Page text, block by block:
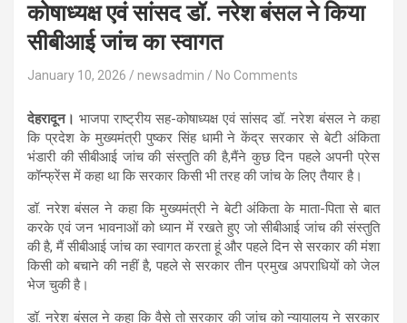
कोषाध्यक्ष एवं सांसद डॉ. नरेश बंसल ने किया
सीबीआई जांच का स्वागत
January 10, 2026 newsadmin No Comments
देहरादून। भाजपा राष्ट्रीय सह-कोषाध्यक्ष एवं सांसद डॉ. नरेश बंसल ने कहा
कि प्रदेश के मुख्यमंत्री पुष्कर सिंह धामी ने केंद्र सरकार से बेटी अंकिता
भंडारी की सीबीआई जांच की संस्तुति की है,मैंने कुछ दिन पहले अपनी प्रेस
कॉन्फ्रेंस में कहा था कि सरकार किसी भी तरह की जांच के लिए तैयार है।
डॉ. नरेश बंसल ने कहा कि मुख्यमंत्री ने बेटी अंकिता के माता-पिता से बात
करके एवं जन भावनाओं को ध्यान में रखते हुए जो सीबीआई जांच की संस्तुति
की है, मैं सीबीआई जांच का स्वागत करता हूं और पहले दिन से सरकार की मंशा
किसी को बचाने की नहीं है, पहले से सरकार तीन प्रमुख अपराधियों को जेल
भेज चुकी है।
डॉ. नरेश बंसल ने कहा कि वैसे तो सरकार की जांच को न्यायालय ने सरकार